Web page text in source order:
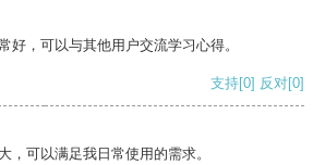
好，可以与其他用户交流学习心得。
支持[0] 反对[0]
，可以满足我日常使用的需求。